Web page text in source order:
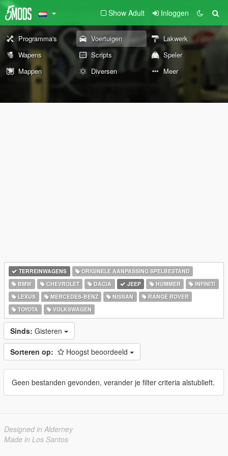
Show Adult Inloggen
Programma's Voertuigen
Lakwerk
Wapens
Scripts
Speler
Mappen
Diversen Meer
TERREINWAGENS
ORIGINELE AANPASSING SPELBESTAND
BMW
CHEVROLET DACIA JEEP HUMMER
INFINITI
LEXUS
MERCEDES-BENZ NISSAN
RANGE ROVER
TOYOTA
VOLKSWAGEN
Sinds: Gisteren
Sorteren op: Hoogst beoordeeld
Geen bestanden gevonden, verander je filter criteria alstublieft.
Designed in Alderney
Made in Los Santos